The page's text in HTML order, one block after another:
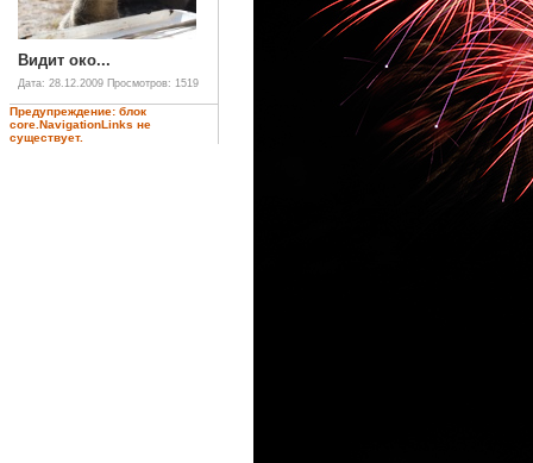
Видит око...
Дата: 28.12.2009 Просмотров: 1519
Предупреждение: блок
core.NavigationLinks не
существует.